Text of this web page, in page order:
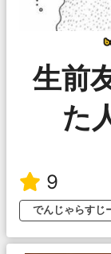
生前
た
9
でんじゃらすじ